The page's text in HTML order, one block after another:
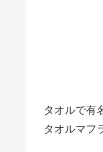
タオルで有
タオルマフ